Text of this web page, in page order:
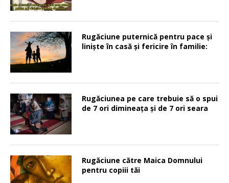
Rugăciune puternică pentru pace şi
linişte în casă şi fericire în familie:
Rugăciunea pe care trebuie să o spui
de 7 ori dimineața și de 7 ori seara
Rugăciune către Maica Domnului
pentru copiii tăi